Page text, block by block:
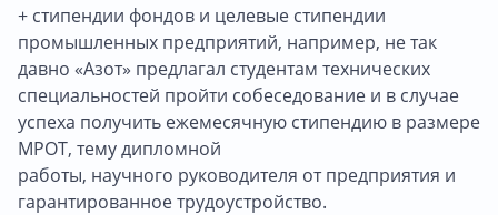
+ стипендии фондов и целевые стипендии
промышленных предприятий, например, не так
давно «Азот» предлагал студентам технических
специальностей пройти собеседование и в случае
успеха получить ежемесячную стипендию в размере
МРОТ, тему дипломной
работы, научного руководителя от предприятия и
гарантированное трудоустройство.